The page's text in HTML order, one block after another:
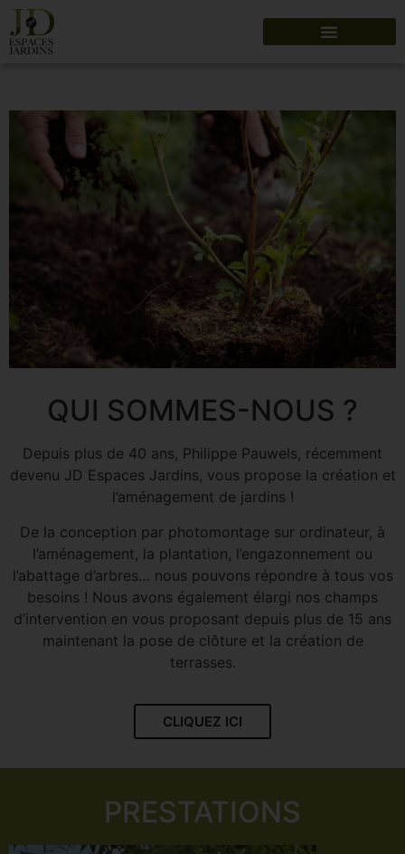
QUI SOMMES-NOUS ?
Depuis plus de 40 ans, Philippe Pauwels, récemment
devenu JD Espaces Jardins, vous propose la création et
l’aménagement de jardins !
De la conception par photomontage sur ordinateur, à
l’aménagement, la plantation, l’engazonnement ou
l’abattage d’arbres… nous pouvons répondre à tous vos
besoins ! Nous avons également élargi nos champs
d’intervention en vous proposant depuis plus de 15 ans
maintenant la pose de clôture et la création de
terrasses.
CLIQUEZ ICI
PRESTATIONS